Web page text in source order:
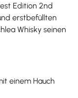
Edition 2nd
erstbefüllten
Whisky seinen
einem Hauch